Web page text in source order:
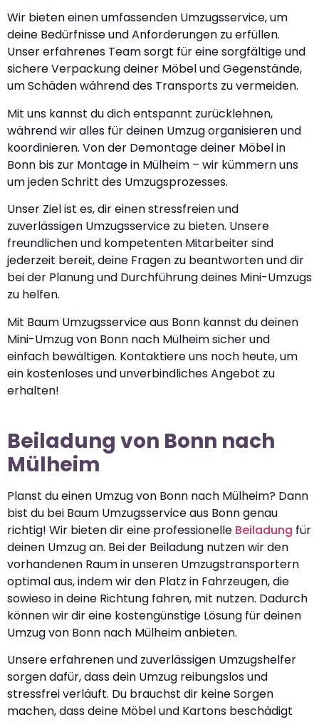
Wir bieten einen umfassenden Umzugsservice, um
deine Bedürfnisse und Anforderungen zu erfüllen.
Unser erfahrenes Team sorgt für eine sorgfältige und
sichere Verpackung deiner Möbel und Gegenstände,
um Schäden während des Transports zu vermeiden.
Mit uns kannst du dich entspannt zurücklehnen,
während wir alles für deinen Umzug organisieren und
koordinieren. Von der Demontage deiner Möbel in
Bonn bis zur Montage in Mülheim – wir kümmern uns
um jeden Schritt des Umzugsprozesses.
Unser Ziel ist es, dir einen stressfreien und
zuverlässigen Umzugsservice zu bieten. Unsere
freundlichen und kompetenten Mitarbeiter sind
jederzeit bereit, deine Fragen zu beantworten und dir
bei der Planung und Durchführung deines Mini-Umzugs
zu helfen.
Mit Baum Umzugsservice aus Bonn kannst du deinen
Mini-Umzug von Bonn nach Mülheim sicher und
einfach bewältigen. Kontaktiere uns noch heute, um
ein kostenloses und unverbindliches Angebot zu
erhalten!
Beiladung von Bonn nach
Mülheim
Planst du einen Umzug von Bonn nach Mülheim? Dann
bist du bei Baum Umzugsservice aus Bonn genau
richtig! Wir bieten dir eine professionelle Beiladung für
deinen Umzug an. Bei der Beiladung nutzen wir den
vorhandenen Raum in unseren Umzugstransportern
optimal aus, indem wir den Platz in Fahrzeugen, die
sowieso in deine Richtung fahren, mit nutzen. Dadurch
können wir dir eine kostengünstige Lösung für deinen
Umzug von Bonn nach Mülheim anbieten.
Unsere erfahrenen und zuverlässigen Umzugshelfer
sorgen dafür, dass dein Umzug reibungslos und
stressfrei verläuft. Du brauchst dir keine Sorgen
machen, dass deine Möbel und Kartons beschädigt